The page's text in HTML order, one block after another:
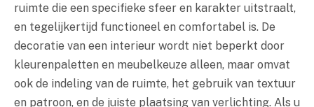
ruimte die een specifieke sfeer en karakter uitstraalt,
en tegelijkertijd functioneel en comfortabel is. De
decoratie van een interieur wordt niet beperkt door
kleurenpaletten en meubelkeuze alleen, maar omvat
ook de indeling van de ruimte, het gebruik van textuur
en patroon, en de juiste plaatsing van verlichting. Als u